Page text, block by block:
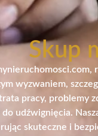
Skup
wyzwaniem,
pracy, problemy
udźwignięcia.
skuteczne i